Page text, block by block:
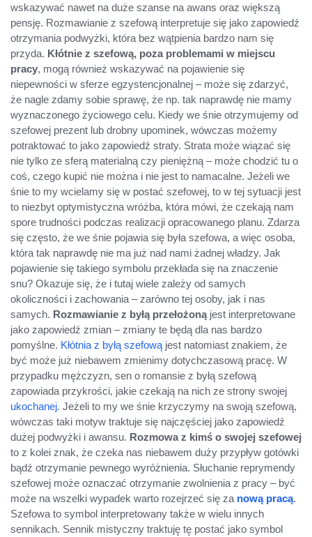
wskazywać nawet na duże szanse na awans oraz większą
pensję. Rozmawianie z szefową interpretuje się jako zapowiedź
otrzymania podwyżki, która bez wątpienia bardzo nam się
przyda. Kłótnie z szefową, poza problemami w miejscu
pracy, mogą również wskazywać na pojawienie się
niepewności w sferze egzystencjonalnej – może się zdarzyć,
że nagle zdamy sobie sprawę, że np. tak naprawdę nie mamy
wyznaczonego życiowego celu. Kiedy we śnie otrzymujemy od
szefowej prezent lub drobny upominek, wówczas możemy
potraktować to jako zapowiedź straty. Strata może wiązać się
nie tylko ze sferą materialną czy pieniężną – może chodzić tu o
coś, czego kupić nie można i nie jest to namacalne. Jeżeli we
śnie to my wcielamy się w postać szefowej, to w tej sytuacji jest
to niezbyt optymistyczna wróżba, która mówi, że czekają nam
spore trudności podczas realizacji opracowanego planu. Zdarza
się często, że we śnie pojawia się była szefowa, a więc osoba,
która tak naprawdę nie ma już nad nami żadnej władzy. Jak
pojawienie się takiego symbolu przekłada się na znaczenie
snu? Okazuje się, że i tutaj wiele zależy od samych
okoliczności i zachowania – zarówno tej osoby, jak i nas
samych. Rozmawianie z byłą przełożonąjest interpretowane
jako zapowiedź zmian – zmiany te będą dla nas bardzo
pomyślne. Kłótnia z byłą szefową jest natomiast znakiem, że
być może już niebawem zmienimy dotychczasową pracę. W
przypadku mężczyzn, sen o romansie z byłą szefową
zapowiada przykrości, jakie czekają na nich ze strony swojej
ukochanej. Jeżeli to my we śnie krzyczymy na swoją szefową,
wówczas taki motyw traktuje się najczęściej jako zapowiedź
dużej podwyżki i awansu. Rozmowa z kimś o swojej szefowej
to z kolei znak, że czeka nas niebawem duży przypływ gotówki
bądź otrzymanie pewnego wyróżnienia. Słuchanie reprymendy
szefowej może oznaczać otrzymanie zwolnienia z pracy – być
może na wszelki wypadek warto rozejrzeć się za nową pracą.
Szefowa to symbol interpretowany także w wielu innych
sennikach. Sennik mistyczny traktuję tę postać jako symbol